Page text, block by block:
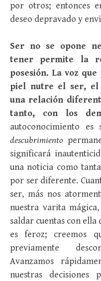
por otros; entonces
deseo depravado y
Ser no se opone
tener permite la
posesión. La voz
piel nutre el ser, el
una relación
tanto, con los
autoconocimiento
descubrimiento
significará
una noticia como
por ser diferente.
ser, más nos
nuestra varita
saldar cuentas con ella
es feroz; creemos
previamente
Avanzamos
nuestras decisiones